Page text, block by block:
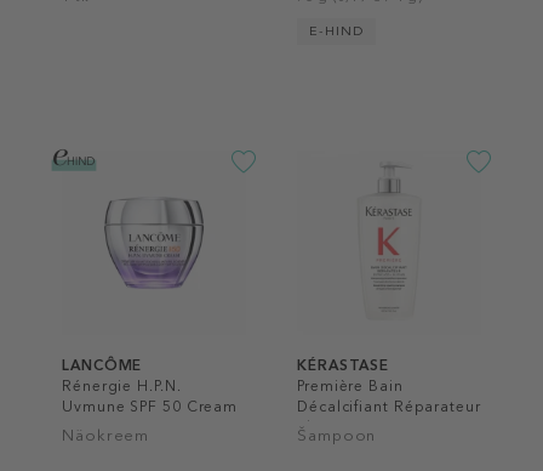
E-HIND
LANCÔME
Rénergie H.P.N.
Uvmune SPF 50 Cream
Näokreem
KÉRASTASE
Première Bain
Décalcifiant Réparateur
Shampoo
Šampoon